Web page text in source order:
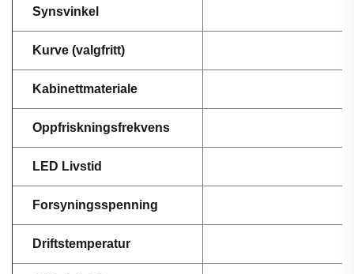
Synsvinkel
Kurve (valgfritt)
Kabinettmateriale
Oppfriskningsfrekvens
LED Livstid
Forsyningsspenning
Driftstemperatur